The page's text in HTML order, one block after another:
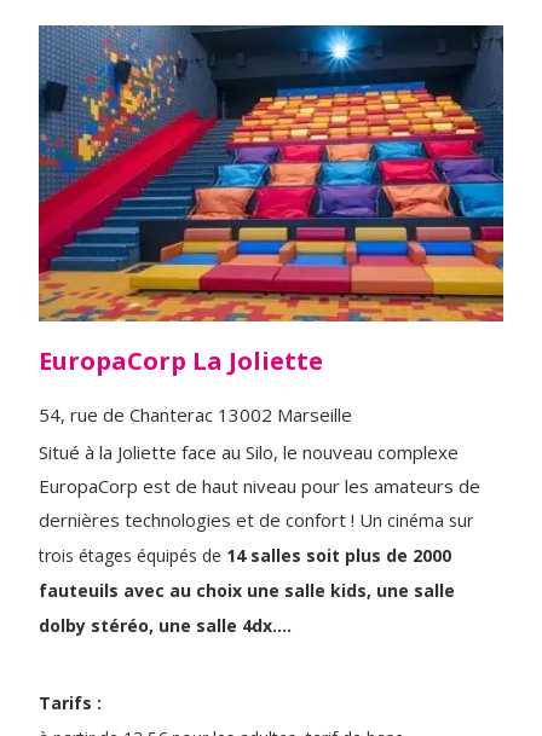
EuropaCorp La Joliette
54, rue de Chanterac 13002 Marseille
Situé à la Joliette face au Silo, le nouveau complexe
EuropaCorp est de haut niveau pour les amateurs de
dernières technologies et de confort ! Un cinéma sur
trois étages équipés de 14 salles soit plus de 2000
fauteuils avec au choix une salle kids, une salle
dolby stéréo, une salle 4dx….
Tarifs :